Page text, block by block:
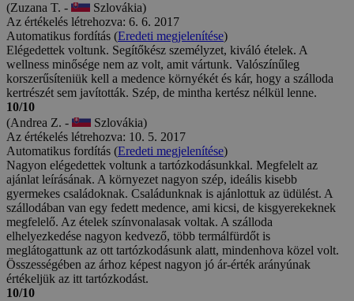
(Zuzana T. -
Szlovákia)
Az értékelés létrehozva: 6. 6. 2017
Automatikus fordítás (Eredeti megjelenítése)
Elégedettek voltunk. Segítőkész személyzet, kiváló ételek. A
wellness minősége nem az volt, amit vártunk. Valószínűleg
korszerűsíteniük kell a medence környékét és kár, hogy a szálloda
kertrészét sem javították. Szép, de mintha kertész nélkül lenne.
10/10
(Andrea Z. -
Szlovákia)
Az értékelés létrehozva: 10. 5. 2017
Automatikus fordítás (Eredeti megjelenítése)
Nagyon elégedettek voltunk a tartózkodásunkkal. Megfelelt az
ajánlat leírásának. A környezet nagyon szép, ideális kisebb
gyermekes családoknak. Családunknak is ajánlottuk az üdülést. A
szállodában van egy fedett medence, ami kicsi, de kisgyerekeknek
megfelelő. Az ételek színvonalasak voltak. A szálloda
elhelyezkedése nagyon kedvező, több termálfürdőt is
meglátogattunk az ott tartózkodásunk alatt, mindenhova közel volt.
Összességében az árhoz képest nagyon jó ár-érték arányúnak
értékeljük az itt tartózkodást.
10/10